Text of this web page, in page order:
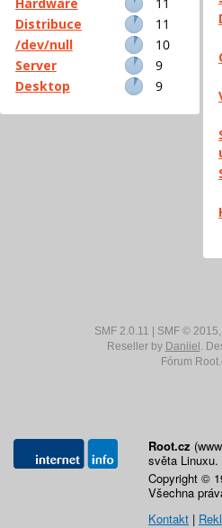
Distribuce
11
/dev/null
10
Server
9
Desktop
9
SMF 2.0.11 SMF © 2015,
Reseller by Daniiel .
Fórum
Root.cz
světa Linuxu.
Copyright ©
Všechna
Kontakt |